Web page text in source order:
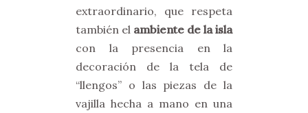
extraordinario, que respeta
también el ambiente de la isla
con la presencia en la
decoración de la tela de
“llengos” o las piezas de la
vajilla hecha a mano en una